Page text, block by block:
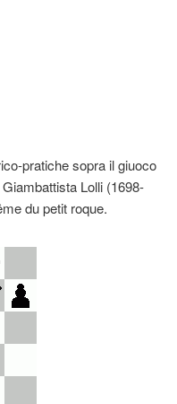
pratiche sopra il giuoco
Lolli (1698-
du petit roque.